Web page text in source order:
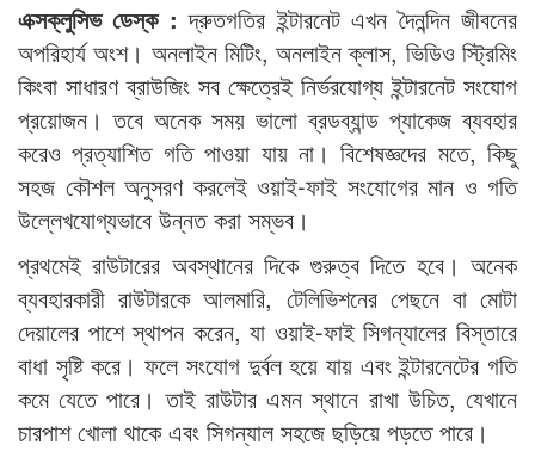
এক্সক্লুসিভ ডেস্ক :দ্রুতগতির ইন্টারনেট এখন দৈনন্দিন জীবনের
অপরিহার্য অংশ। অনলাইন মিটিং, অনলাইন ক্লাস, ভিডিও স্ট্রিমিং
কিংবা সাধারণ ব্রাউজিং সব ক্ষেত্রেই নির্ভরযোগ্য ইন্টারনেট সংযোগ
প্রয়োজন। তবে অনেক সময় ভালো ব্রডব্যান্ড প্যাকেজ ব্যবহার
করেও প্রত্যাশিত গতি পাওয়া যায় না। বিশেষজ্ঞদের মতে, কিছু
সহজ কৌশল অনুসরণ করলেই ওয়াই-ফাই সংযোগের মান ও গতি
উল্লেখযোগ্যভাবে উন্নত করা সম্ভব।
প্রথমেই রাউটারের অবস্থানের দিকে গুরুত্ব দিতে হবে। অনেক
ব্যবহারকারী রাউটারকে আলমারি, টেলিভিশনের পেছনে বা মোটা
দেয়ালের পাশে স্থাপন করেন, যা ওয়াই-ফাই সিগন্যালের বিস্তারে
বাধা সৃষ্টি করে। ফলে সংযোগ দুর্বল হয়ে যায় এবং ইন্টারনেটের গতি
কমে যেতে পারে। তাই রাউটার এমন স্থানে রাখা উচিত, যেখানে
চারপাশ খোলা থাকে এবং সিগন্যাল সহজে ছড়িয়ে পড়তে পারে।